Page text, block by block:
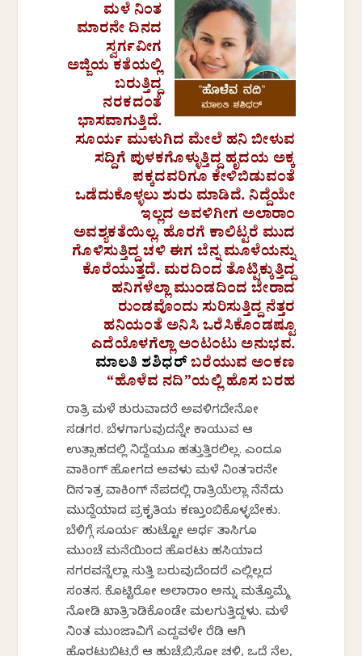
ಮಳೆ ನಿಂತ
ಮಾರನೇ ದಿನದ
ಸ್ವರ್ಗವೀಗ
ಅಜ್ಜಿಯ ಕತೆಯಲ್ಲಿ
ಬರುತ್ತಿದ್ದ
ನರಕದಂತೆ
ಭಾಸವಾಗುತ್ತಿದೆ.
ಸೂರ್ಯ ಮುಳುಗಿದ ಮೇಲೆ ಹನಿ ಬೀಳುವ
ಸದ್ದಿಗೆ ಪುಳಕಗೊಳ್ಳುತ್ತಿದ್ದ ಹೃದಯ ಅಕ್ಕ
ಪಕ್ಕದವರಿಗೂ ಕೇಳಿಬಿಡುವಂತೆ
ಒಡೆದುಕೊಳ್ಳಲು ಶುರು ಮಾಡಿದೆ. ನಿದ್ದೆಯೇ
ಇಲ್ಲದ ಅವಳಿಗೀಗ ಅಲಾರಾಂ
ಅವಶ್ಯಕತೆಯಿಲ್ಲ. ಹೊರಗೆ ಕಾಲಿಟ್ಟರೆ ಮುದ
ಗೊಳಿಸುತ್ತಿದ್ದ ಚಳಿ ಈಗ ಬೆನ್ನ ಮೂಳೆಯನ್ನು
ಕೊರೆಯುತ್ತದೆ. ಮರದಿಂದ ತೊಟ್ಟಿಕ್ಕುತ್ತಿದ್ದ
ಹನಿಗಳೆಲ್ಲಾ ಮುಂಡದಿಂದ ಬೇರಾದ
ರುಂಡವೊಂದು ಸುರಿಸುತ್ತಿದ್ದ ನೆತ್ತರ
ಹನಿಯಂತೆ ಅನಿಸಿ ಒರೆಸಿಕೊಂಡಷ್ಟೂ
ಎದೆಯೊಳಗೆಲ್ಲಾ ಅಂಟಂಟು ಅನುಭವ.
ಮಾಲತಿ ಶಶಿಧರ್ಬರೆಯುವ ಅಂಕಣ
“ಹೊಳೆವ ನದಿ”ಯಲ್ಲಿ ಹೊಸ ಬರಹ
ರಾತ್ರಿ ಮಳೆ ಶುರುವಾದರೆ ಅವಳಿಗದೇನೋ
ಸಡಗರ. ಬೆಳಗಾಗುವುದನ್ನೇ ಕಾಯುವ ಆ
ಉತ್ಸಾಹದಲ್ಲಿ ನಿದ್ದೆಯೂ ಹತ್ತುತ್ತಿರಲಿಲ್ಲ. ಎಂದೂ
ವಾಕಿಂಗ್ ಹೋಗದ ಅವಳು ಮಳೆ ನಿಂತ ಮಾರನೇ
ದಿನ ಮಾತ್ರ ವಾಕಿಂಗ್ ನೆಪದಲ್ಲಿ ರಾತ್ರಿಯೆಲ್ಲಾ ನೆನೆದು
ಮುದ್ದೆಯಾದ ಪ್ರಕೃತಿಯ ಕಣ್ತುಂಬಿಕೊಳ್ಳಬೇಕು.
ಬೆಳಿಗ್ಗೆ ಸೂರ್ಯ ಹುಟ್ಟೋ ಅರ್ಧ ತಾಸಿಗೂ
ಮುಂಚೆ ಮನೆಯಿಂದ ಹೊರಟು ಹಸಿಯಾದ
ನಗರವನ್ನೆಲ್ಲಾ ಸುತ್ತಿ ಬರುವುದೆಂದರೆ ಎಲ್ಲಿಲ್ಲದ
ಸಂತಸ. ಕೊಟ್ಟಿರೋ ಅಲಾರಾಂ ಅನ್ನು ಮತ್ತೊಮ್ಮೆ
ನೋಡಿ ಖಾತ್ರಿ ಮಾಡಿಕೊಂಡೇ ಮಲಗುತ್ತಿದ್ದಳು. ಮಳೆ
ನಿಂತ ಮುಂಜಾವಿಗೆ ಎದ್ದವಳೇ ರೆಡಿ ಆಗಿ